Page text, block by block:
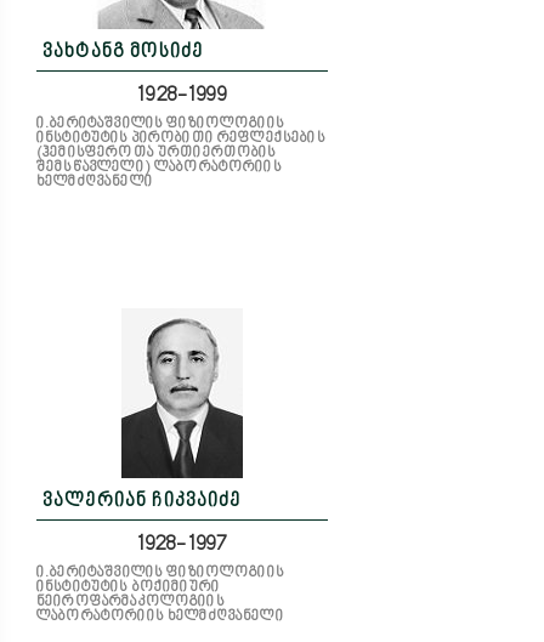
ვახტანგ მოსიძე
1928-1999
ი.ბერიტაშვილის ფიზიოლოგიის
ინსტიტუტის პირობითი რეფლექსების
(ჰემისფეროთა ურთიერთობის
შემსწავლელი) ლაბორატორიის
ხელმძღვანელი
ვალერიან ჩიკვაიძე
1928-1997
ი.ბერიტაშვილის ფიზიოლოგიის
ინსტიტუტის ბოქიმიური
ნეიროფარმაკოლოგიის
ლაბორატორიის ხელმძღვანელი